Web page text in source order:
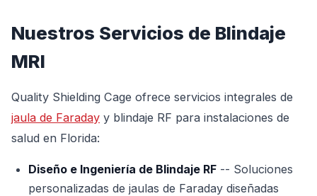
Nuestros Servicios de Blindaje
MRI
Quality Shielding Cage ofrece servicios integrales de
jaula de Faraday y blindaje RF para instalaciones de
salud en Florida:
Diseño e Ingeniería de Blindaje RF -- Soluciones
personalizadas de jaulas de Faraday diseñadas